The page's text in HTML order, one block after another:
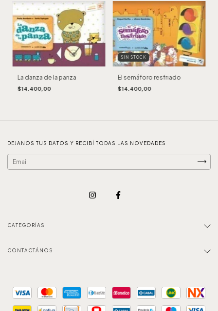
La danza de la panza
$14.400,00
SIN STOCK
El semáforo resfriado
$14.400,00
DEJANOS TUS DATOS Y RECIBÍ TODAS LAS NOVEDADES
CATEGORÍAS
CONTACTÁNOS